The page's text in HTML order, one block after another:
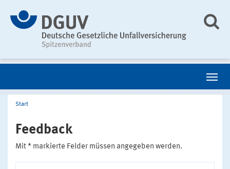
Start
Feedback
Mit * markierte Felder müssen angegeben werden.